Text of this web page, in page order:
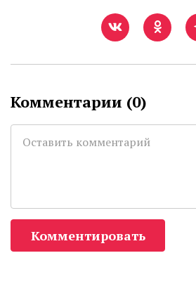
Комментарии (0)
Комментировать